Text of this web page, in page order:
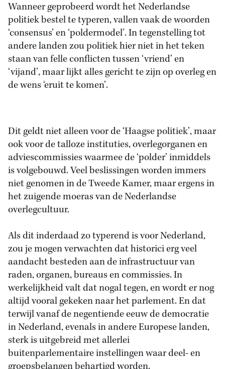
Wanneer geprobeerd wordt het Nederlandse
politiek bestel te typeren, vallen vaak de woorden
‘consensus’ en ‘poldermodel’. In tegenstelling tot
andere landen zou politiek hier niet in het teken
staan van felle conflicten tussen ‘vriend’ en
‘vijand’, maar lijkt alles gericht te zijn op overleg en
de wens ‘eruit te komen’.
Dit geldt niet alleen voor de ‘Haagse politiek’, maar
ook voor de talloze instituties, overlegorganen en
adviescommissies waarmee de ‘polder’ inmiddels
is volgebouwd. Veel beslissingen worden immers
niet genomen in de Tweede Kamer, maar ergens in
het zuigende moeras van de Nederlandse
overlegcultuur.
Als dit inderdaad zo typerend is voor Nederland,
zou je mogen verwachten dat historici erg veel
aandacht besteden aan de infrastructuur van
raden, organen, bureaus en commissies. In
werkelijkheid valt dat nogal tegen, en wordt er nog
altijd vooral gekeken naar het parlement. En dat
terwijl vanaf de negentiende eeuw de democratie
in Nederland, evenals in andere Europese landen,
sterk is uitgebreid met allerlei
buitenparlementaire instellingen waar deel- en